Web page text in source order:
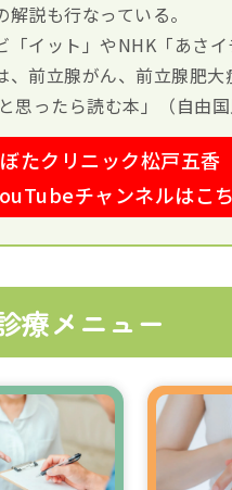
解説も行なっている。
「イット」やNHK「あさ
、前立腺がん、前立腺肥
と思ったら読む本」（自由
たクリニック松戸五香
チャンネルはこ
療メニュー